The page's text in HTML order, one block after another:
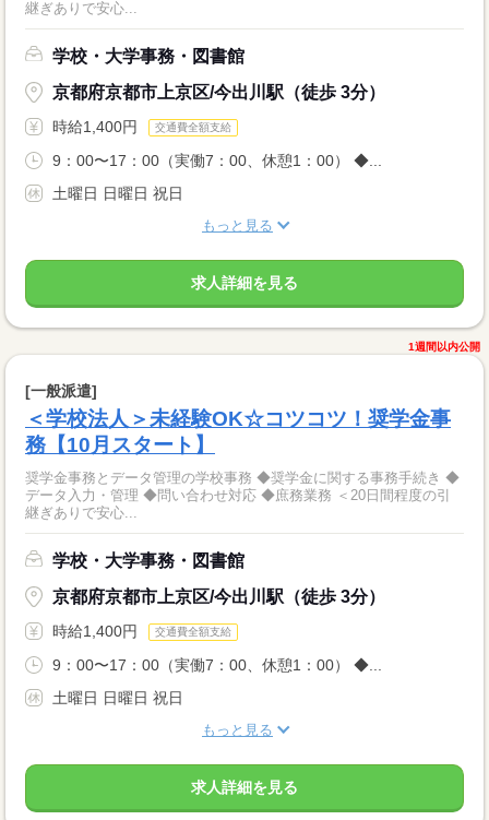
継ぎありで安心...
学校・大学事務・図書館
京都府京都市上京区/今出川駅（徒歩 3分）
時給1,400円 交通費全額支給
9：00〜17：00（実働7：00、休憩1：00） ◆...
土曜日 日曜日 祝日
もっと見る
求人詳細を見る
1週間以内公開
[一般派遣]
＜学校法人＞未経験OK☆コツコツ！奨学金事
務【10月スタート】
奨学金事務とデータ管理の学校事務 ◆奨学金に関する事務手続き ◆
データ入力・管理 ◆問い合わせ対応 ◆庶務業務 ＜20日間程度の引
継ぎありで安心...
学校・大学事務・図書館
京都府京都市上京区/今出川駅（徒歩 3分）
時給1,400円 交通費全額支給
9：00〜17：00（実働7：00、休憩1：00） ◆...
土曜日 日曜日 祝日
もっと見る
求人詳細を見る